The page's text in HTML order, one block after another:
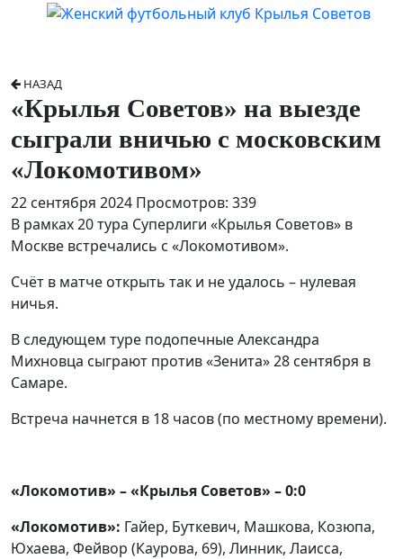
НАЗАД
«Крылья Советов» на выезде
сыграли вничью с московским
«Локомотивом»
22 сентября 2024 Просмотров: 339
В рамках 20 тура Суперлиги «Крылья Советов» в
Москве встречались с «Локомотивом».
Счёт в матче открыть так и не удалось – нулевая
ничья.
В следующем туре подопечные Александра
Михновца сыграют против «Зенита» 28 сентября в
Самаре.
Встреча начнется в 18 часов (по местному времени).
«Локомотив» – «Крылья Советов» – 0:0
«Локомотив»: Гайер, Буткевич, Машкова, Козюпа,
Юхаева, Фейвор (Каурова, 69), Линник, Лаисса,